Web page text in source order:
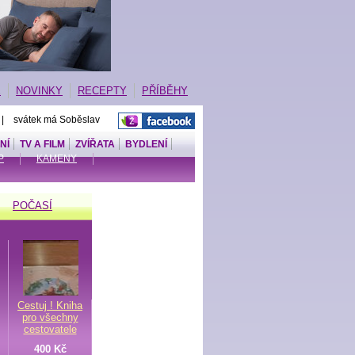
NOVINKY RECEPTY PŘÍBĚHY
svátek má Soběslav
KAMENY
TV A FILM ZVÍŘATA BYDLENÍ
POČASÍ
Cestuj ! Kniha
pro všechny
cestovatele
400 Kč